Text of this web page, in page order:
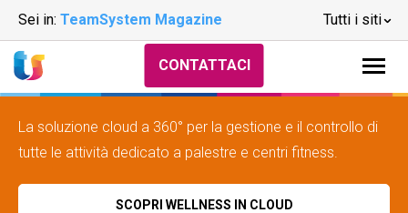
Sei in: TeamSystem Magazine Tutti i siti
CONTATTACI
La soluzione cloud a 360° per la gestione e il controllo di
tutte le attività dedicato a palestre e centri fitness.
SCOPRI WELLNESS IN CLOUD